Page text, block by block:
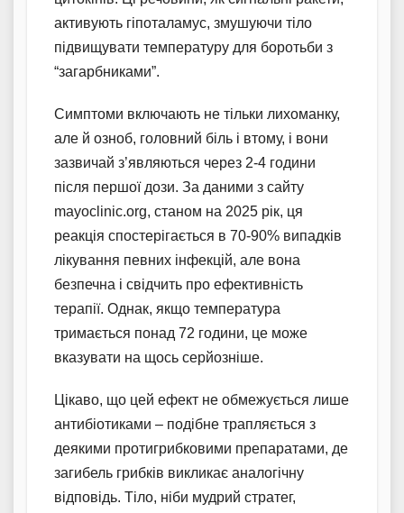
активують гіпоталамус, змушуючи тіло
підвищувати температуру для боротьби з
“загарбниками”.
Симптоми включають не тільки лихоманку,
але й озноб, головний біль і втому, і вони
зазвичай з’являються через 2-4 години
після першої дози. За даними з сайту
mayoclinic.org, станом на 2025 рік, ця
реакція спостерігається в 70-90% випадків
лікування певних інфекцій, але вона
безпечна і свідчить про ефективність
терапії. Однак, якщо температура
тримається понад 72 години, це може
вказувати на щось серйозніше.
Цікаво, що цей ефект не обмежується лише
антибіотиками – подібне трапляється з
деякими протигрибковими препаратами, де
загибель грибків викликає аналогічну
відповідь. Тіло, ніби мудрий стратег,